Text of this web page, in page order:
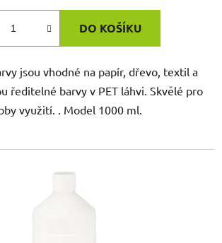
DO KOŠÍKU
jsou vhodné na papír, dřevo, textil a
ředitelné barvy v PET láhvi. Skvělé pro
využití. . Model 1000 ml.